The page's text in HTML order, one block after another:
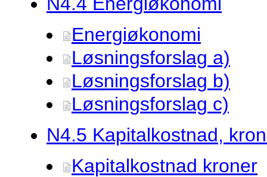
Energiøkonomi
Løsningsforslag a)
Løsningsforslag b)
Løsningsforslag c)
N4.5 Kapitalkostnad,
Kapitalkostnad kroner